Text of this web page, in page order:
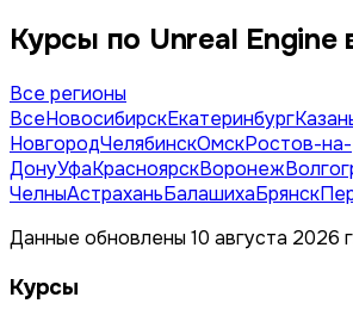
Курсы по Unreal Engine
Все регионы
ВсеНовосибирскЕкатеринбург
НовгородЧелябинскОмскРостов-на-
ДонуУфаКрасноярскВоронеж
ЧелныАстраханьБалашихаБрянск
Данные обновлены 10 августа 2026
Курсы